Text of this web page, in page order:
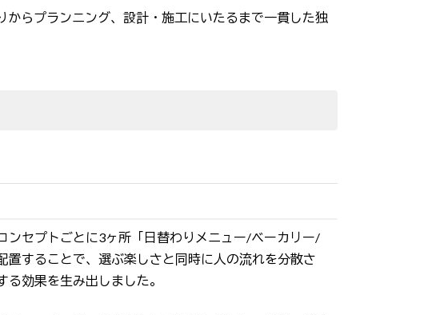
らプランニング、設計・施工にいたるまで一貫した独
ンセプトごとに3ヶ所「日替わりメニュー/ベーカリー/
置することで、選ぶ楽しさと同時に人の流れを分散さ
る効果を生み出しました。